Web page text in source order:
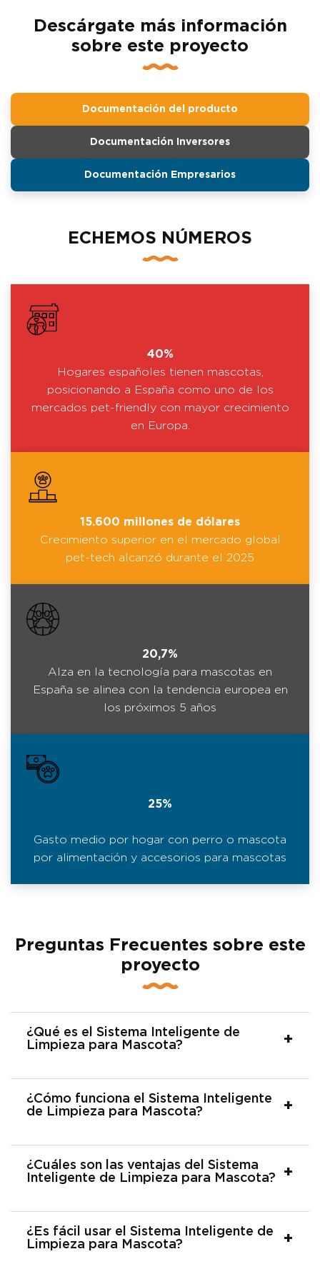
Descárgate más información
sobre este proyecto
Documentación del producto
Documentación Inversores
Documentación Empresarios
ECHEMOS NÚMEROS
40%
Hogares españoles tienen mascotas,
posicionando a España como uno de los
mercados pet-friendly con mayor crecimiento
en Europa.
15.600 millones de dólares
Crecimiento superior en el mercado global
pet-tech alcanzó durante el 2025
20,7%
Alza en la tecnología para mascotas en
España se alinea con la tendencia europea en
los próximos 5 años
25%
Gasto medio por hogar con perro o mascota
por alimentación y accesorios para mascotas
Preguntas Frecuentes sobre este
proyecto
¿Qué es el Sistema Inteligente de
Limpieza para Mascota?
¿Cómo funciona el Sistema Inteligente
de Limpieza para Mascota?
¿Cuáles son las ventajas del Sistema
Inteligente de Limpieza para Mascota?
¿Es fácil usar el Sistema Inteligente de
Limpieza para Mascota?